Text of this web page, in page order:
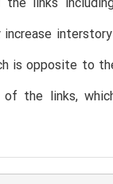
links
is opposite to
of the links,